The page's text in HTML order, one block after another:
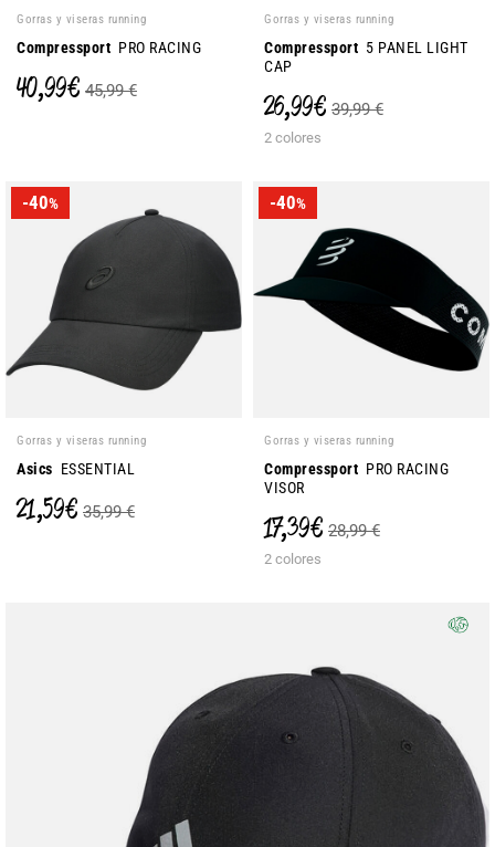
Gorras y viseras running
Compressport PRO RACING
40,99 € 45,99 €
Gorras y viseras running
Compressport 5 PANEL LIGHT
CAP
26,99 € 39,99 €
2 colores
-40%
Gorras y viseras running
Asics ESSENTIAL
21,59 € 35,99 €
-40%
Gorras y viseras running
Compressport PRO RACING
VISOR
17,39 € 28,99 €
2 colores